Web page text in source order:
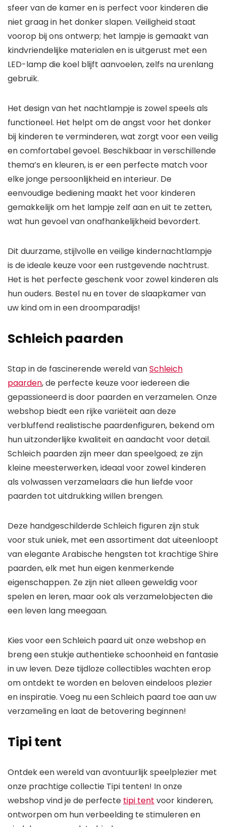
sfeer van de kamer en is perfect voor kinderen die
niet graag in het donker slapen. Veiligheid staat
voorop bij ons ontwerp; het lampje is gemaakt van
kindvriendelijke materialen en is uitgerust met een
LED-lamp die koel blijft aanvoelen, zelfs na urenlang
gebruik.
Het design van het nachtlampje is zowel speels als
functioneel. Het helpt om de angst voor het donker
bij kinderen te verminderen, wat zorgt voor een veilig
en comfortabel gevoel. Beschikbaar in verschillende
thema’s en kleuren, is er een perfecte match voor
elke jonge persoonlijkheid en interieur. De
eenvoudige bediening maakt het voor kinderen
gemakkelijk om het lampje zelf aan en uit te zetten,
wat hun gevoel van onafhankelijkheid bevordert.
Dit duurzame, stijlvolle en veilige kindernachtlampje
is de ideale keuze voor een rustgevende nachtrust.
Het is het perfecte geschenk voor zowel kinderen als
hun ouders. Bestel nu en tover de slaapkamer van
uw kind om in een droomparadijs!
Schleich paarden
Stap in de fascinerende wereld vanSchleich
paarden, de perfecte keuze voor iedereen die
gepassioneerd is door paarden en verzamelen. Onze
webshop biedt een rijke variëteit aan deze
verbluffend realistische paardenfiguren, bekend om
hun uitzonderlijke kwaliteit en aandacht voor detail.
Schleich paarden zijn meer dan speelgoed; ze zijn
kleine meesterwerken, ideaal voor zowel kinderen
als volwassen verzamelaars die hun liefde voor
paarden tot uitdrukking willen brengen.
Deze handgeschilderde Schleich figuren zijn stuk
voor stuk uniek, met een assortiment dat uiteenloopt
van elegante Arabische hengsten tot krachtige Shire
paarden, elk met hun eigen kenmerkende
eigenschappen. Ze zijn niet alleen geweldig voor
spelen en leren, maar ook als verzamelobjecten die
een leven lang meegaan.
Kies voor een Schleich paard uit onze webshop en
breng een stukje authentieke schoonheid en fantasie
in uw leven. Deze tijdloze collectibles wachten erop
om ontdekt te worden en beloven eindeloos plezier
en inspiratie. Voeg nu een Schleich paard toe aan uw
verzameling en laat de betovering beginnen!
Tipi tent
Ontdek een wereld van avontuurlijk speelplezier met
onze prachtige collectie Tipi tenten! In onze
webshop vind je de perfecte tipi tent voor kinderen,
ontworpen om hun verbeelding te stimuleren en